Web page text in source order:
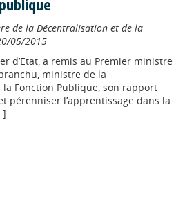
de la Décentralisation et de la
05/2015
d’Etat, a remis au Premier ministre
ministre de la
Fonction Publique, son rapport
pérenniser l’apprentissage dans la